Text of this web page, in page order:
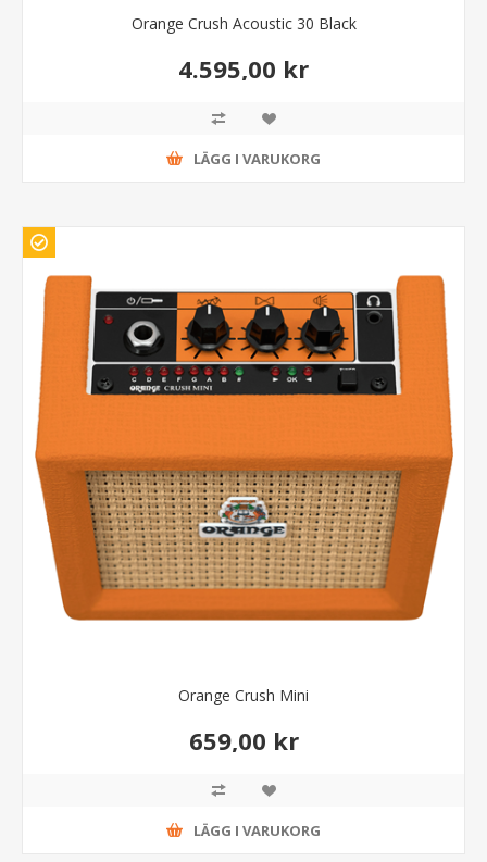
Orange Crush Acoustic 30 Black
4.595,00 kr
LÄGG I VARUKORG
Orange Crush Mini
659,00 kr
LÄGG I VARUKORG